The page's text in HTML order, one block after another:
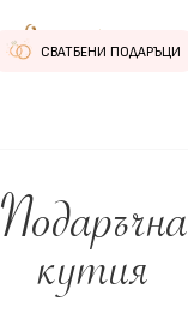
СВАТБЕНИ ПОДАРЪЦИ
Подаръчна
кутия